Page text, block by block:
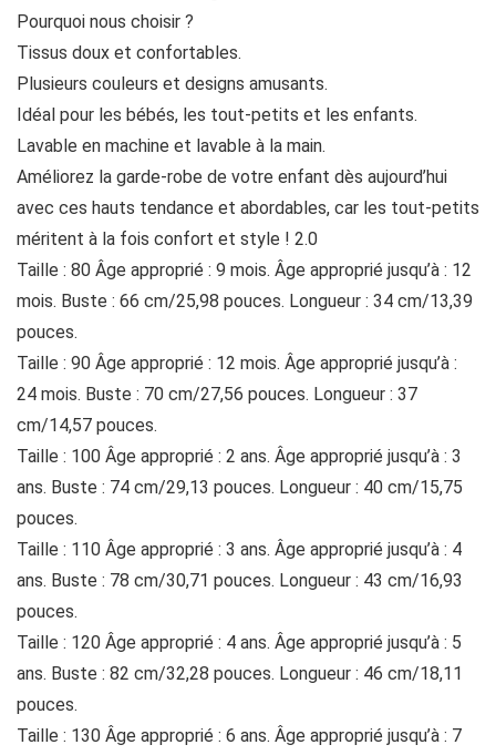
Pourquoi nous choisir ?
Tissus doux et confortables.
Plusieurs couleurs et designs amusants.
Idéal pour les bébés, les tout-petits et les enfants.
Lavable en machine et lavable à la main.
Améliorez la garde-robe de votre enfant dès aujourd’hui
avec ces hauts tendance et abordables, car les tout-petits
méritent à la fois confort et style ! 2.0
Taille : 80 Âge approprié : 9 mois. Âge approprié jusqu’à : 12
mois. Buste : 66 cm/25,98 pouces. Longueur : 34 cm/13,39
pouces.
Taille : 90 Âge approprié : 12 mois. Âge approprié jusqu’à :
24 mois. Buste : 70 cm/27,56 pouces. Longueur : 37
cm/14,57 pouces.
Taille : 100 Âge approprié : 2 ans. Âge approprié jusqu’à : 3
ans. Buste : 74 cm/29,13 pouces. Longueur : 40 cm/15,75
pouces.
Taille : 110 Âge approprié : 3 ans. Âge approprié jusqu’à : 4
ans. Buste : 78 cm/30,71 pouces. Longueur : 43 cm/16,93
pouces.
Taille : 120 Âge approprié : 4 ans. Âge approprié jusqu’à : 5
ans. Buste : 82 cm/32,28 pouces. Longueur : 46 cm/18,11
pouces.
Taille : 130 Âge approprié : 6 ans. Âge approprié jusqu’à : 7